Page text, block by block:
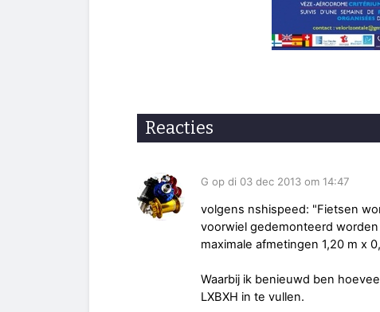
Reacties
G op di 03 dec 2013 om 14:47
volgens nshispeed: "Fietsen
voorwiel gedemonteerd
maximale afmetingen 1,20 m x
Waarbij ik benieuwd ben
LXBXH in te vullen.